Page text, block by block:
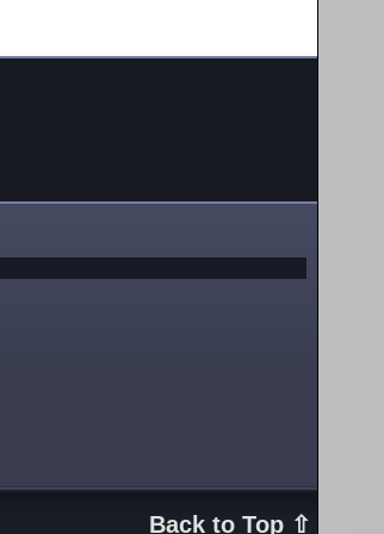
Back to Top ⇧